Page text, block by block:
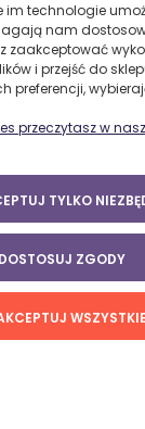
im technologie
nam
zaakceptować
i przejść do
preferencji,
przeczytasz w
TYLKO
DOSTOSUJ ZGODY
WSZYSTKIE